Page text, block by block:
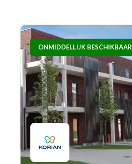
ONMIDDELLIJK BESCHIKBAAR